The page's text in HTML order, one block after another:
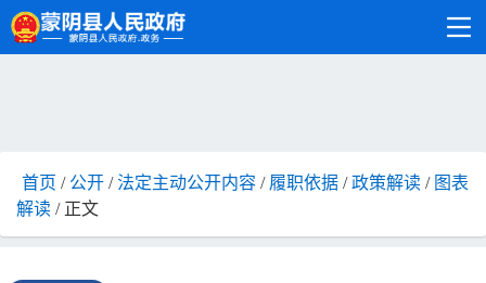
首页 / 公开 /法定主动公开内容 / 履职依据 /政策解读 / 图表
解读 / 正文